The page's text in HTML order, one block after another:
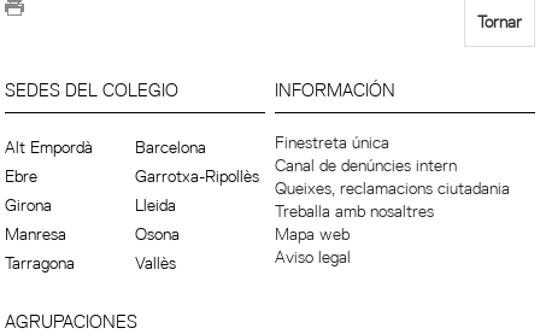
Tornar
SEDES DEL COLEGIO
Alt Empordà
Barcelona
Ebre
Garrotxa-Ripollès
Girona
Lleida
Manresa
Osona
Tarragona
Vallès
INFORMACIÓN
Finestreta única
Canal de denúncies intern
Queixes, reclamacions ciutadania
Treballa amb nosaltres
Mapa web
Aviso legal
AGRUPACIONES